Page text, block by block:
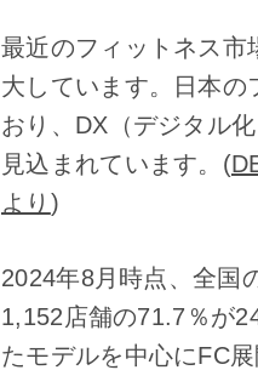
最近のフィットネス市
大しています。日本の
おり、DX（デジタル
見込まれています。(
より )
2024年8月時点、全国
1,152店舗の71.7％が
たモデルを中心にFC